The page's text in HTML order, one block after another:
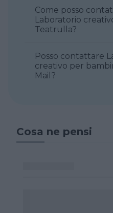
Come posso
Laboratorio
Teatrulla?
Posso contattare
creativo per
Mail?
Cosa ne pensi